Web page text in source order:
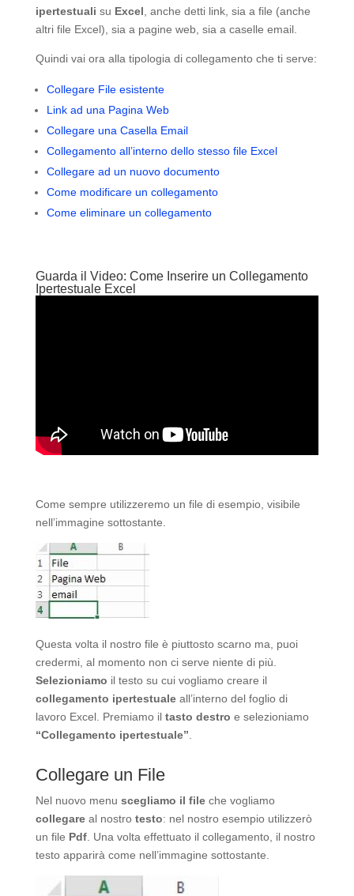
ipertestuali su Excel , anche detti link, sia a file (anche
altri file Excel), sia a pagine web, sia a caselle email.
Quindi vai ora alla tipologia di collegamento che ti serve:
Collegare File esistente
Link ad una Pagina Web
Collegare una Casella Email
Collegamento all’interno dello stesso file Excel
Collegare ad un nuovo documento
Come modificare un collegamento
Come eliminare un collegamento
Guarda il Video: Come Inserire un Collegamento
Ipertestuale Excel
Come sempre utilizzeremo un file di esempio, visibile
nell’immagine sottostante.
Questa volta il nostro file è piuttosto scarno ma, puoi
credermi, al momento non ci serve niente di più.
Selezioniamo il testo su cui vogliamo creare il
collegamento ipertestualeall’interno del foglio di
lavoro Excel. Premiamo il tasto destro e selezioniamo
“Collegamento ipertestuale”
Collegare un File
Nel nuovo menu scegliamo il fileche vogliamo
collegareal nostrotesto: nel nostro esempio utilizzerò
un file Pdf. Una volta effettuato il collegamento, il nostro
testo apparirà come nell’immagine sottostante.